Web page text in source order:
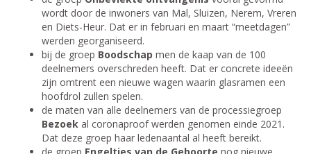
wordt door de inwoners van Mal, Sluizen, Nerem, Vreren
en Diets-Heur. Dat er in februari en maart “meetdagen”
werden georganiseerd.
bij de groep Boodschap men de kaap van de 100
deelnemers overschreden heeft. Dat er concrete ideeën
zijn omtrent een nieuwe wagen waarin glasramen een
hoofdrol zullen spelen.
de maten van alle deelnemers van de processiegroep
Bezoek al coronaproof werden genomen einde 2021.
Dat deze groep haar ledenaantal al heeft bereikt.